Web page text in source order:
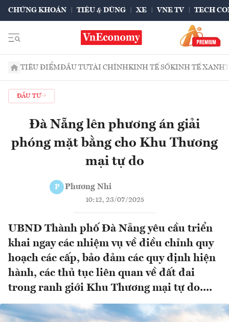
CHỨNG KHOÁN TIÊU & DÙNG XE VNE TV TECH
TIÊU ĐIỂMĐẦU TƯTÀI CHÍNHKINH TẾ SỐKINH TẾ XANH
ĐẦU TƯ
Đà Nẵng lên phương án giải
phóng mặt bằng cho Khu Thương
mại tự do
P Phương Nhi
10:12, 23/07/2025
UBND Thành phố Đà Nẵng yêu cầu triển
khai ngay các nhiệm vụ về điều chỉnh quy
hoạch các cấp, bảo đảm các quy định hiện
hành, các thủ tục liên quan về đất đai
trong ranh giới Khu Thương mại tự do....